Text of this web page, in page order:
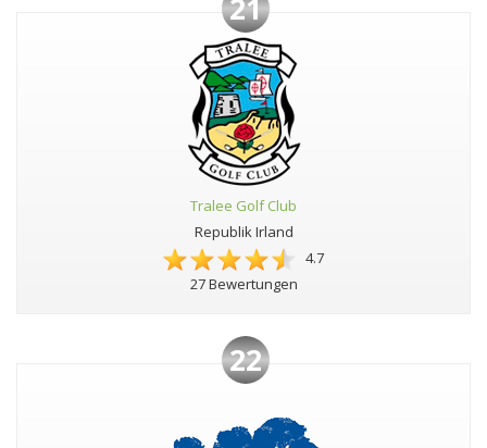
21
Tralee Golf Club
Republik Irland
4.7
27 Bewertungen
22